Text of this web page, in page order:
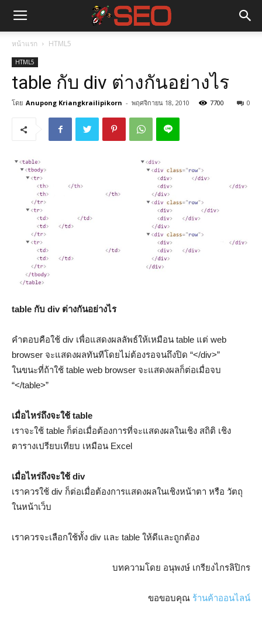
หน้าแรก HTML5
HTML5
table กับ div ต่างกันอย่างไร
โดย Anupong Kriangkrailipikorn - พฤศจิกายน 18, 2010 0
7700
table กับ div ต่างกันอย่างไร
คำตอบคือใช้ div เพื่อแสดงผลลัพธ์ให้เหมือน table แต่ web
browser จะแสดงผลทันทีโดยไม่ต้องรอจนถึงปิด “</div>”
ในขนะที่ถ้าใช้ table web browser จะแสดงผลก็ต่อเมื่อจบ
“</table>”
เมื่อไหร่ถึงจะใช้ table
เราจะใช้ table ก็ต่อเมื่อต้องการที่จะแสดงผลในเชิง สถิติ เชิง
ตารางเปรียบเทียบ เหมือน Excel
เมื่อไหร่ถึงจะใช้ div
เราควรใช้ div ก็ต่อเมื่อต้องการแสดงผลในเชิงหน้าตา หรือ วัตถุ
ในหน้าเว็บ
เราควรจะเลือกใช้ทั้ง div และ table ให้ดีและถูกต้อง
บทความโดย อนุพงษ์ เกรียงไกรลิปิกร
ขอขอบคุณ ร้านค้าออนไลน์